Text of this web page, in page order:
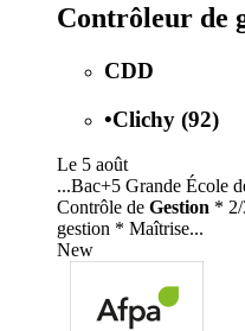
Contrôleur de
CDD
•Clichy (92)
Le 5 août
...Bac+5 Grande École
Contrôle de Gestion * 2/
gestion * Maîtrise...
New